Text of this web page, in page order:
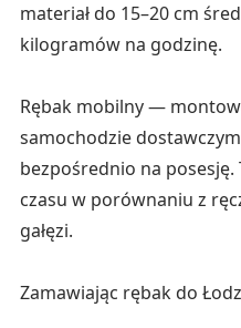
materiał do 15–20 cm
kilogramów na godzinę.
Rębak mobilny —
samochodzie
bezpośrednio na
czasu w porównaniu z
gałęzi.
Zamawiając rębak do